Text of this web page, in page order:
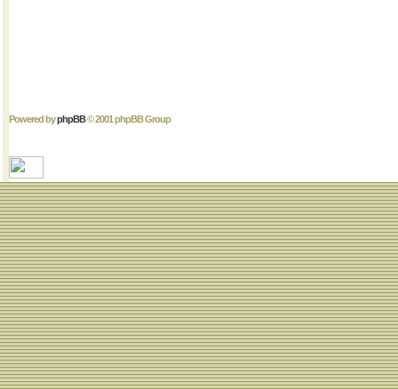
Powered byphpBB© 2001 phpBB Group